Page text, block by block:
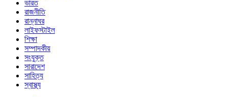
ভারত
রাজনীতি
রান্নাঘর
লাইফস্টাইল
শিক্ষা
সম্পাদকীয়
সংযুক্ত
সারাদেশ
সাহিত্য
স্বাস্থ্য